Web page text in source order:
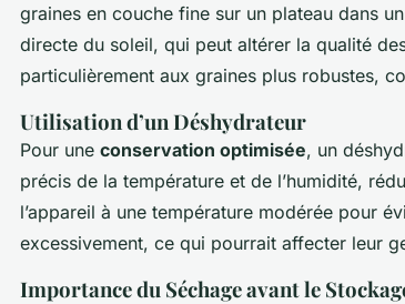
graines en couche fine sur un plateau dans
directe du soleil, qui peut altérer la qualité
particulièrement aux graines plus robustes,
Utilisation d’un Déshydrateur
Pour une conservation optimisée, un
précis de la température et de l’humidité,
l’appareil à une température modérée pour
excessivement, ce qui pourrait affecter leur
Importance du Séchage avant le